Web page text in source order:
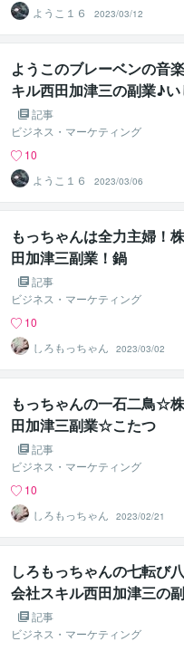
ようこ１６
2023/03/12
ようこのブレーベンの音
キル西田加津三の副業♪
記事
ビジネス・マーケティング
10
ようこ１６
2023/03/06
もっちゃんは全力主婦！
田加津三副業！鍋
記事
ビジネス・マーケティング
10
しろもっちゃん
2023/03/02
もっちゃんの一石二鳥☆
田加津三副業☆こたつ
記事
ビジネス・マーケティング
10
しろもっちゃん
2023/02/21
しろもっちゃんの七転び
会社スキル西田加津三の
♪
記事
ビジネス・マーケティング